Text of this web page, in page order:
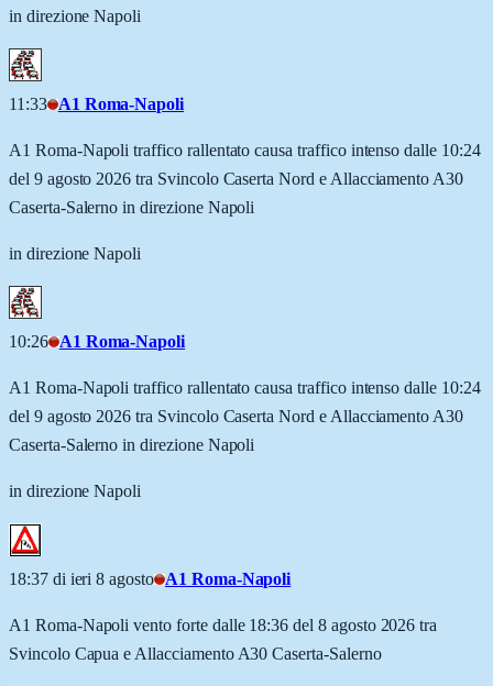
in direzione Napoli
11:33 A1 Roma-Napoli
A1 Roma-Napoli traffico rallentato causa traffico intenso dalle 10:24
del 9 agosto 2026 tra Svincolo Caserta Nord e Allacciamento A30
Caserta-Salerno in direzione Napoli
in direzione Napoli
10:26 A1 Roma-Napoli
A1 Roma-Napoli traffico rallentato causa traffico intenso dalle 10:24
del 9 agosto 2026 tra Svincolo Caserta Nord e Allacciamento A30
Caserta-Salerno in direzione Napoli
in direzione Napoli
18:37 di ieri 8 agosto A1 Roma-Napoli
A1 Roma-Napoli vento forte dalle 18:36 del 8 agosto 2026 tra
Svincolo Capua e Allacciamento A30 Caserta-Salerno